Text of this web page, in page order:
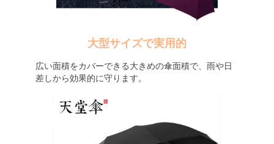
大型サイズで実用的
広い面積をカバーできる大きめの傘面積で、雨や日
差しから効果的に守ります。